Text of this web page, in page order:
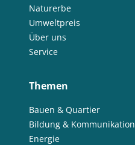
Naturerbe
Umweltpreis
Über uns
Service
Themen
Bauen & Quartier
Bildung & Kommunikation
Energie